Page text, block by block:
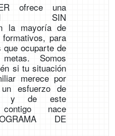
ofrece una
SIN
la mayoría de
para
que ocuparte de
Somos
si tu situación
merece por
esfuerzo de
y de este
nace
DE